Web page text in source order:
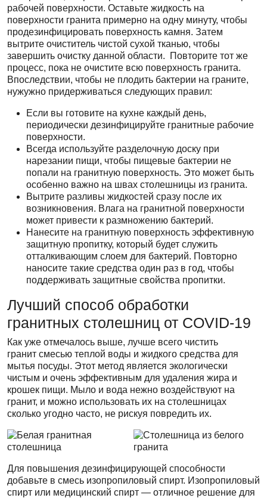
рабочей поверхности. Оставьте жидкость на
поверхности гранита примерно на одну минуту, чтобы
продезинфицировать поверхность камня. Затем
вытрите очиститель чистой сухой тканью, чтобы
завершить очистку данной области. Повторите тот же
процесс, пока не очистите всю поверхность гранита.
Впоследствии, чтобы не плодить бактерии на граните,
нужужно придерживаться следующих правил:
Если вы готовите на кухне каждый день,
периодически дезинфицируйте гранитные рабочие
поверхности.
Всегда используйте разделочную доску при
нарезании пищи, чтобы пищевые бактерии не
попали на гранитную поверхность. Это может быть
особенно важно на швах столешницы из гранита.
Вытрите разливы жидкостей сразу после их
возникновения. Влага на гранитной поверхности
может привести к размножению бактерий.
Нанесите на гранитную поверхность эффективную
защитную пропитку, который будет служить
отталкивающим слоем для бактерий. Повторно
наносите такие средства один раз в год, чтобы
поддерживать защитные свойства пропитки.
Лучший способ обработки
гранитных столешниц от COVID-19
Как уже отмечалось выше, лучше всего чистить
гранит смесью теплой воды и жидкого средства для
мытья посуды. Этот метод является экологически
чистым и очень эффективным для удаления жира и
крошек пищи. Мыло и вода нежно воздействуют на
гранит, и можно использовать их на столешницах
сколько угодно часто, не рискуя повредить их.
Для повышения дезинфицирующей способности
добавьте в смесь изопропиловый спирт. Изопропиловый
спирт или медицинский спирт — отличное решение для